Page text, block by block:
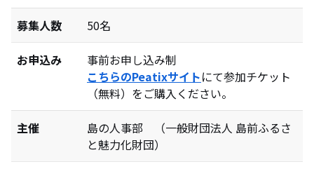
募集人数 50名
お申込み
事前お申し込み制
こちらのPeatixサイトにて参加チケット
（無料）をご購入ください。
主催
島の人事部 （一般財団法人 島前ふるさ
と魅力化財団）